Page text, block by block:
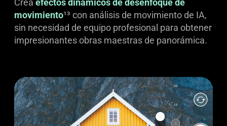
Crea efectos dinámicos de desenfoque de
movimiento13 con análisis de movimiento de IA,
sin necesidad de equipo profesional para obtener
impresionantes obras maestras de panorámica.